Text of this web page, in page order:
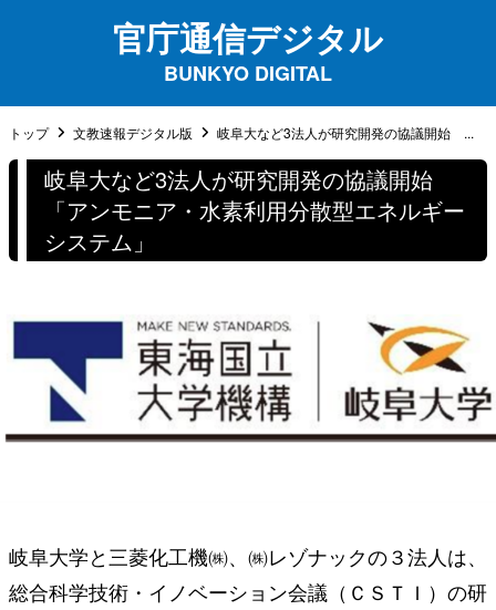
官庁通信デジタル
BUNKYO DIGITAL
トップ 文教速報デジタル版 岐阜大など3法人が研究開発の協議開始 ...
岐阜大など3法人が研究開発の協議開始
「アンモニア・水素利用分散型エネルギー
システム」
岐阜大学と三菱化工機㈱、㈱レゾナックの３法人は、
総合科学技術・イノベーション会議（ＣＳＴＩ）の研